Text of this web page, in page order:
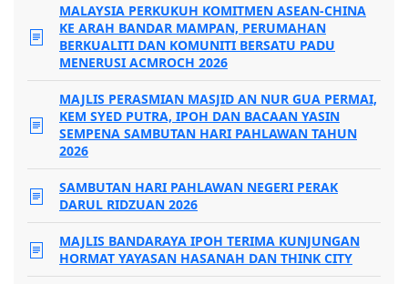
MALAYSIA PERKUKUH KOMITMEN ASEAN-CHINA
KE ARAH BANDAR MAMPAN, PERUMAHAN
BERKUALITI DAN KOMUNITI BERSATU PADU
MENERUSI ACMROCH 2026
MAJLIS PERASMIAN MASJID AN NUR GUA PERMAI,
KEM SYED PUTRA, IPOH DAN BACAAN YASIN
SEMPENA SAMBUTAN HARI PAHLAWAN TAHUN
2026
SAMBUTAN HARI PAHLAWAN NEGERI PERAK
DARUL RIDZUAN 2026
MAJLIS BANDARAYA IPOH TERIMA KUNJUNGAN
HORMAT YAYASAN HASANAH DAN THINK CITY